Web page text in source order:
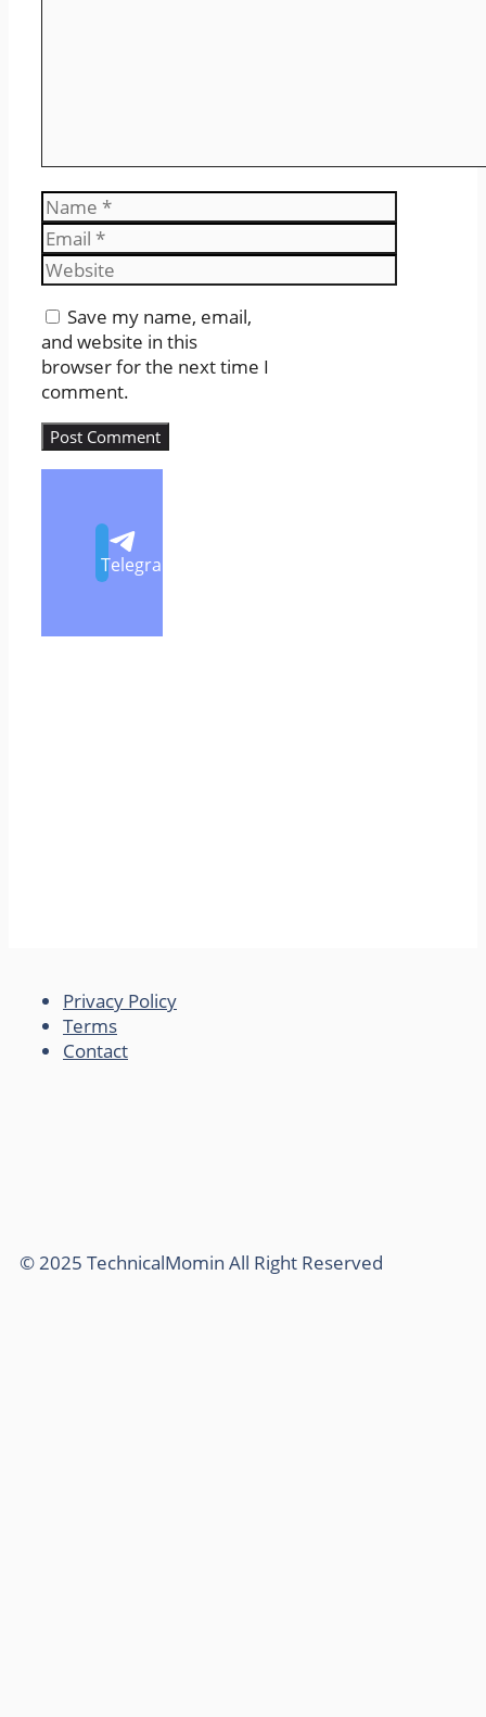
Name
Email
Website
Save my name, email,
and website in this
browser for the next time I
comment.
Telegram
Privacy Policy
Terms
Contact
© 2025 TechnicalMomin All Right Reserved